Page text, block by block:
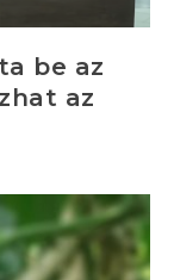
be az
az